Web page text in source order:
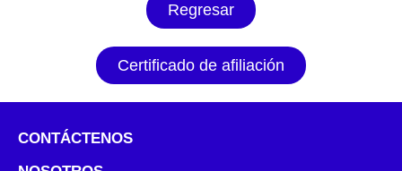
Regresar
Certificado de afiliación
CONTÁCTENOS